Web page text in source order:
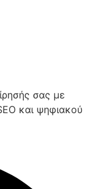
σας με
και ψηφιακού